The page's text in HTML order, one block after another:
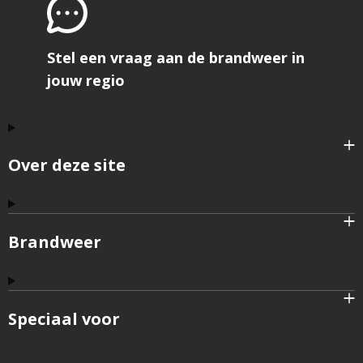
Over deze site
Brandweer
Speciaal voor
Stel een vraag aan de brandweer in
jouw regio